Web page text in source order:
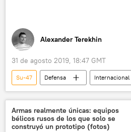
Alexander Terekhin
31 de agosto 2019, 18:47 GMT
Su-47 Defensa
Internacional
Rusia
⭐ Especiales
🎖️ Especiales militares
Salón Aeroespacial Internacional MAKS
Armas realmente únicas: equipos
bélicos rusos de los que solo se
construyó un prototipo (fotos)